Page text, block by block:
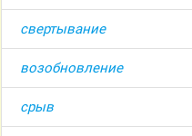
свертывание
возобновление
срыв